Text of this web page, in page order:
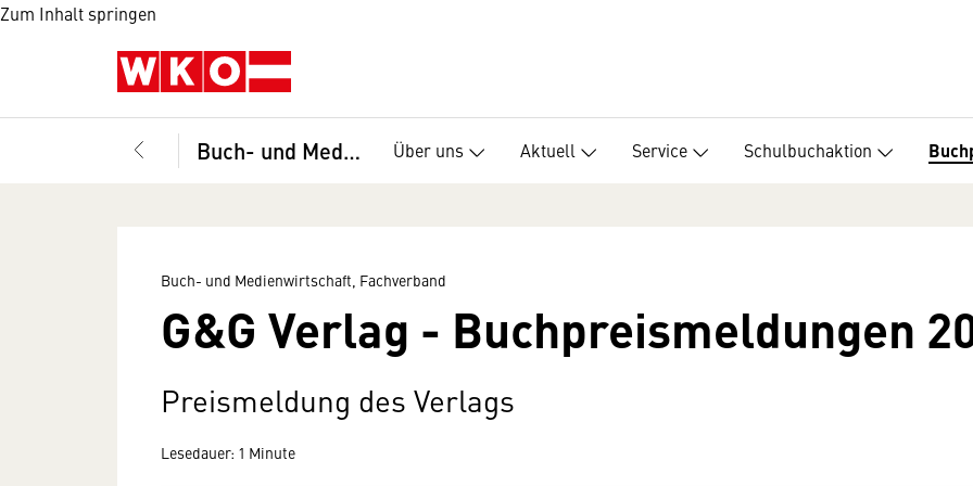
Zum Inhalt springen
Buch- und Medienwirtschaft, Fachverband Über uns Aktuell Service Schulbuchaktion
Buch- und Medienwirtschaft, Fachverband
G&G Verlag - Buchpreismeldungen
Preismeldung des Verlags
Lesedauer: 1 Minute